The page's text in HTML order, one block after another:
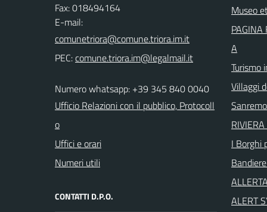
Fax: 018494164
E-mail:
PEC:
Numero whatsapp: +39 345 840 0040
Ufficio Relazioni con il pubblico, Protocoll
o
Uffici e orari
Numeri utili
CONTATTI D.P.O.
Museo
PAGINA
A
Turismo
Villaggi
I Borghi
ALERT